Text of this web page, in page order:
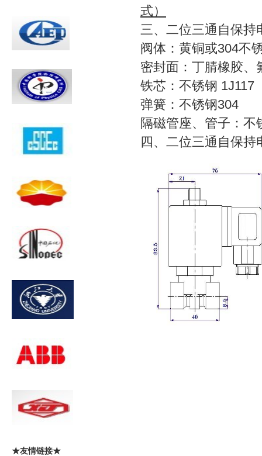
★友情链接★
式）
三、二位三通自保持
阀体：黄铜或304不
密封面：丁腈橡胶、
铁芯：不锈钢 1J117
弹簧：不锈钢304
隔磁管座、管子：不
四、二位三通自保持